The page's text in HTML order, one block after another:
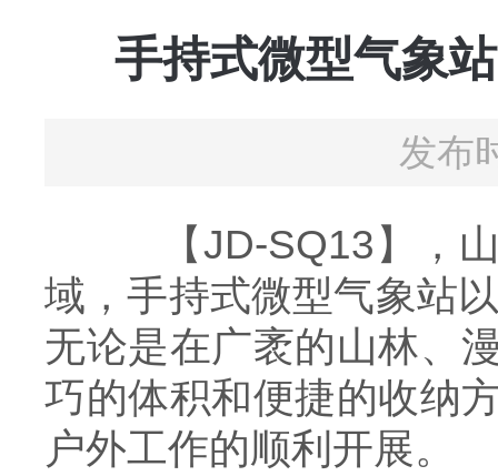
手持式微型气象
发布
【JD-SQ13】，山
域，手持式微型气象站
无论是在广袤的山林、
巧的体积和便捷的收纳
户外工作的顺利开展。